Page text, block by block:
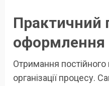
Практичний
оформлення
Отримання постійного
організації процесу.